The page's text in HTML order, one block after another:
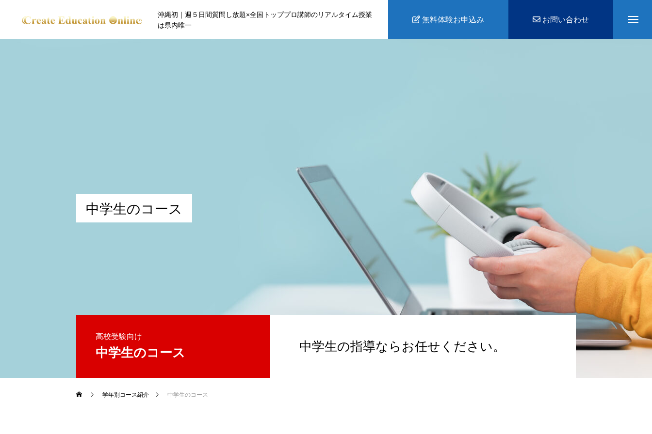
沖縄初｜週５日間質問し放題×全国トッププロ講師のリアルタイム授業
は県内唯一
無料体験お申込み お問い合わせ
中学生のコ ース
高校受験向け
中学生のコース 中学生の指導ならお任せください。
学年別コース紹介 中学生のコース